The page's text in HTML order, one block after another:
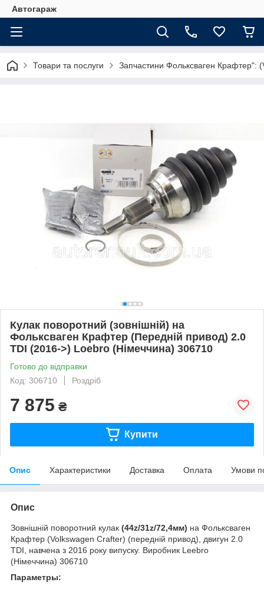
Автогараж
Товари та послуги Запчастини Фольксваген Крафтер":
Кулак поворотний (зовнішній) на
Фольксваген Крафтер (Передній привод) 2.0
TDI (2016->) Loebro (Німеччина) 306710
Готово до відправки
Код: 306710
Роздріб
7 875 ₴
Купити
Опис Характеристики Доставка Оплата Умови
Опис
Зовнішній поворотний кулак (44z/31z/72,4мм) на Фольксваген
Крафтер (Volkswagen Crafter) (передній привод), двигун 2.0
TDI, навчена з 2016 року випуску. Виробник Leebro
(Німеччина) 306710
Параметры: